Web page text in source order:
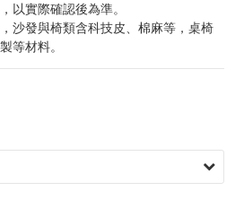
以實際確認後為準。
沙發與椅類含科技皮、棉麻等，桌椅
等材料。